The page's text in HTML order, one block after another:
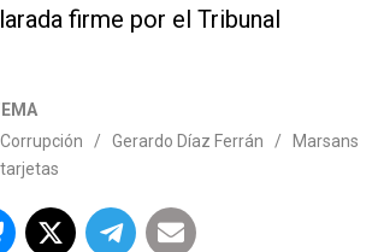
firme por el Tribunal
Corrupción / Gerardo Díaz Ferrán /
Marsans